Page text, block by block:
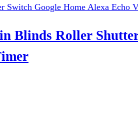
Blinds Roller